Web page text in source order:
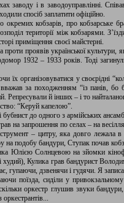
заводу і в заводоуправлінні.
спосіб заплатити офіційно.
кобзарів, про кобзарське
території між кобзарями.
приміщення своєї майстерні.
проти проявів української
1932 – 1933 років. Тоді
організовуватися у своєрідні
за походженням “із панів,
й інших – і то
“Керуй капелою”.
до одного з армійських
на запрошення по селах – на
– цитру, яка довго лежала
на подобу бандури, Ступак почав
Юлією Солнцевою на зйомки
худий), Кулика грав бандурист
гупаючи, дзвенячи і гудячи. Я
поїзда, сиділи у
оркестр глушив звуки
оркестрантів...